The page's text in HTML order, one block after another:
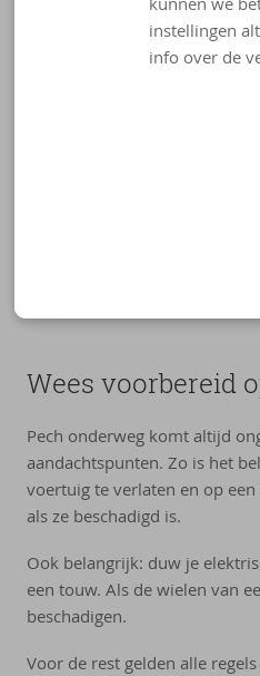
instellingen
info over de
Tips voor een
Laad je wagen op de
Controleer welke
zones, tolwegen,
Wees voor­be­reid
Pech onderweg komt altijd
aandachtspunten. Zo is het
voertuig te verlaten en op
als ze beschadigd is.
Ook belangrijk: duw je
een touw. Als de wielen van
beschadigen.
Voor de rest gelden alle